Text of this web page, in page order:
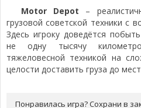
Motor Depot –
грузовой советской техники с
Здесь игроку доведётся
не одну тысячу
тяжеловесной техникой на
целости доставить груза до
Понравилась игра? Сохрани в